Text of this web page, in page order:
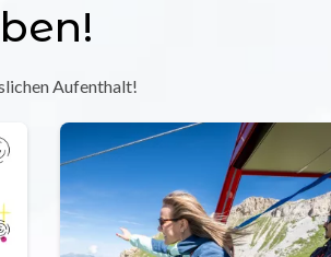
Aufenthalt!